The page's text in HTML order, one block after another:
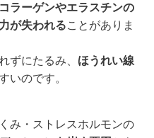
ラーゲンやエラスチンの
が失われることがありま
ずにたるみ、 ほうれい線
いのです。
み・ストレスホルモンの